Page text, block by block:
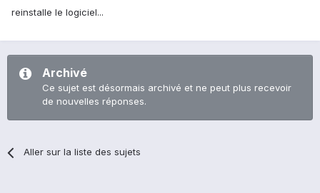
reinstalle le logiciel...
Archivé
Ce sujet est désormais archivé et ne peut plus recevoir
de nouvelles réponses.
Aller sur la liste des sujets